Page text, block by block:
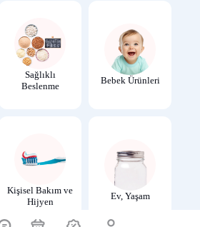
Sağlıklı
Beslenme
Bebek Ürünleri
Kişisel Bakım ve
Hijyen
Ev, Yaşam